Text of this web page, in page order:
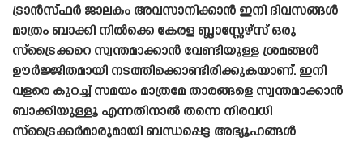
ട്രാൻസ്‌ഫർ ജാലകം അവസാനിക്കാൻ ഇനി ദിവസങ്ങൾ
മാത്രം ബാക്കി നിൽക്കെ കേരള ബ്ലാസ്റ്റേഴ്‌സ് ഒരു
സ്‌ട്രൈക്കറെ സ്വന്തമാക്കാൻ വേണ്ടിയുള്ള ശ്രമങ്ങൾ
ഊർജ്ജിതമായി നടത്തിക്കൊണ്ടിരിക്കുകയാണ്. ഇനി
വളരെ കുറച്ച് സമയം മാത്രമേ താരങ്ങളെ സ്വന്തമാക്കാൻ
ബാക്കിയുള്ളൂ എന്നതിനാൽ തന്നെ നിരവധി
സ്‌ട്രൈക്കർമാരുമായി ബന്ധപ്പെട്ട അഭ്യൂഹങ്ങൾ